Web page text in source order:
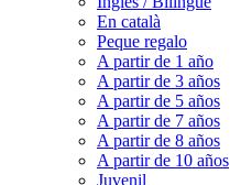
En català
Peque regalo
A partir de 1 año
A partir de 3 años
A partir de 5 años
A partir de 7 años
A partir de 8 años
A partir de 10 años
Juvenil